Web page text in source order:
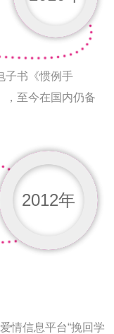
子书《惯例手
，至今在国内仍备
2012年
情信息平台“挽回学